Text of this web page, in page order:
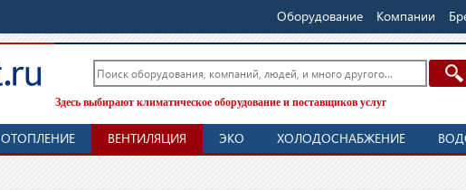
Оборудование Компании
Здесь выбирают климатическое оборудование и поставщиков услуг
ОТОПЛЕНИЕ ВЕНТИЛЯЦИЯ ЭКО ХОЛОДОСНАБЖЕНИЕ